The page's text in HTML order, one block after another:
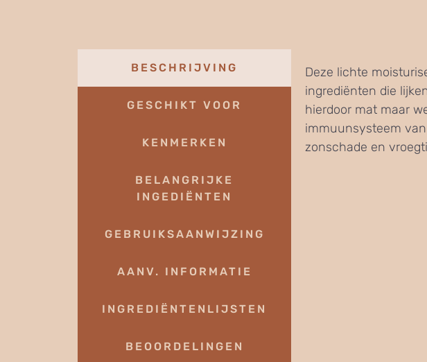
BESCHRIJVING
GESCHIKT VOOR
KENMERKEN
BELANGRIJKE
INGEDIËNTEN
GEBRUIKSAANWIJZING
AANV. INFORMATIE
INGREDIËNTENLIJSTEN
BEOORDELINGEN
Deze lichte
ingrediënten die
hierdoor mat maar
immuunsysteem
zonschade en